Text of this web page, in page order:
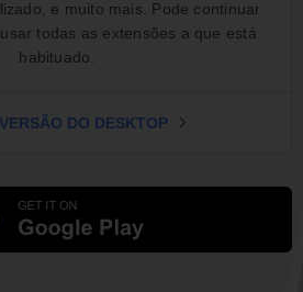
e muito mais. Pode continuar
todas as extensões a que está
habituado.
DO DESKTOP